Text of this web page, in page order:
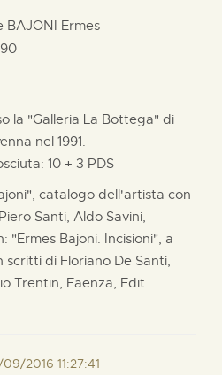
BAJONI Ermes
la "Galleria La Bottega" di
nel 1991.
10 + 3 PDS
catalogo dell'artista con
Santi, Aldo Savini,
"Ermes Bajoni. Incisioni", a
scritti di Floriano De Santi,
Trentin, Faenza, Edit
2016 11:27:41